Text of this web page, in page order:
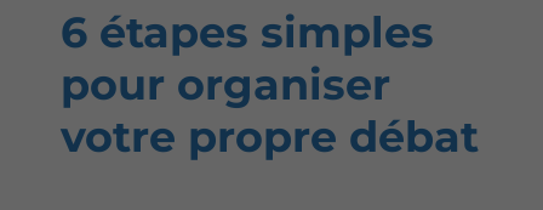
6 étapes simples
pour organiser
votre propre débat